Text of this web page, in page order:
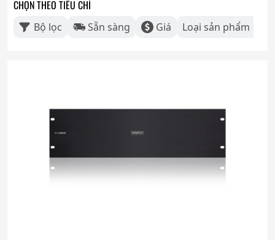
CHỌN THEO TIÊU CHÍ
Bộ lọc Sẵn sàng Giá Loại sản phẩm